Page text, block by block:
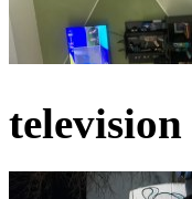
television